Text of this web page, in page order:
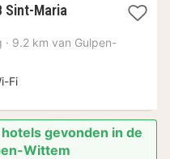
Sint-Maria1
vanaf
93,07
· 9.2 km van Gulpen-
Fi
gevonden in de
Wittem